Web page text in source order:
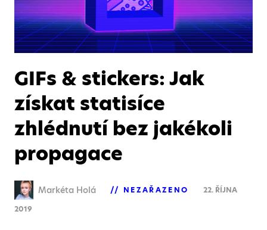
GIFs & stickers: Jak
získat statisíce
zhlédnutí bez jakékoli
propagace
Markéta Holá NEZAŘAZENO
22. ŘÍJNA
2019